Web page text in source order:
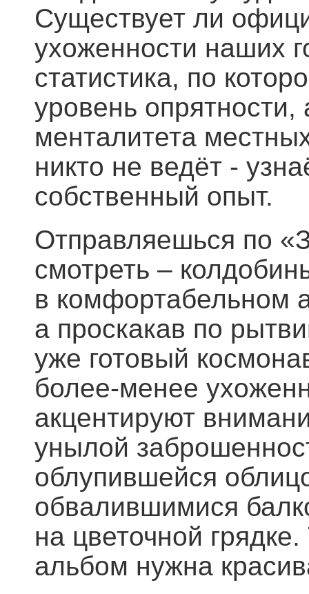
Существует ли
ухоженности наших
статистика, по
уровень
менталитета
никто не ведёт -
собственный опыт.
Отправляешься по
смотреть –
в комфортабельном
а проскакав по
уже готовый
более-менее
акцентируют
унылой
облупившейся
обвалившимися
на цветочной
альбом нужна